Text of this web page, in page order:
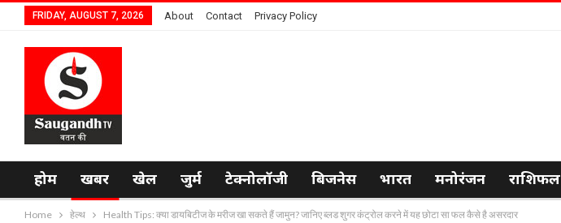
FRIDAY, AUGUST 7, 2026 About Contact Privacy Policy
होम खबर खेल जुर्म टेक्नोलॉजी बिजनेस भारत मनोरंजन राशिफल
Home हेल्थ Health Tips: क्या डायबिटीज के मरीज खा सकते हैं जामुन? जानिए ब्लड शुगर कंट्रोल करने में यह छोटा सा फल कैसे है असरदार